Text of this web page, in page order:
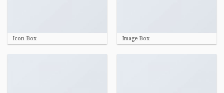
Icon Box Image Box